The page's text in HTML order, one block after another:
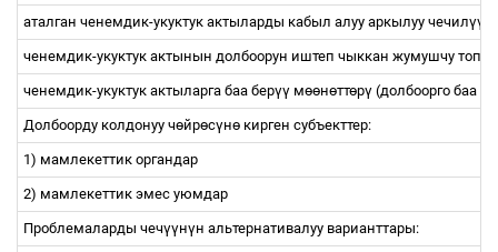
аталган ченемдик-укуктук актыларды кабыл алуу аркылуу чечилүү
ченемдик-укуктук актынын долбоорун иштеп чыккан жумушчу топ
ченемдик-укуктук актыларга баа берүү мөөнөттөрү (долбоорго баа
Долбоорду колдонуу чөйрөсүнө кирген субъекттер:
1) мамлекеттик органдар
2) мамлекеттик эмес уюмдар
Проблемаларды чечүүнүн альтернативалуу варианттары: